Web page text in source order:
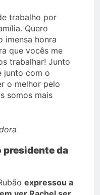
trabalho por
Quero
imensa honra
que vocês me
trabalhar! Junto
junto com o
o melhor pelo
somos mais
presidente da
expressou a